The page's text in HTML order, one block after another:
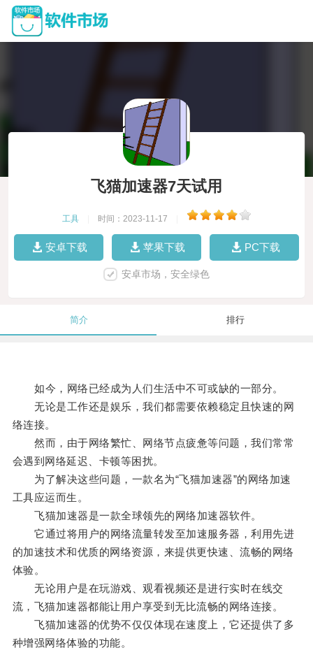
飞猫加速器7天试用
工具 时间：2023-11-17
安卓下载 苹果下载 PC下载
安卓市场，安全绿色
简介 排行
如今，网络已经成为人们生活中不可或缺的一部分。
无论是工作还是娱乐，我们都需要依赖稳定且快速的网
络连接。
然而，由于网络繁忙、网络节点疲惫等问题，我们常常
会遇到网络延迟、卡顿等困扰。
为了解决这些问题，一款名为“飞猫加速器”的网络加速
工具应运而生。
飞猫加速器是一款全球领先的网络加速器软件。
它通过将用户的网络流量转发至加速服务器，利用先进
的加速技术和优质的网络资源，来提供更快速、流畅的网络
体验。
无论用户是在玩游戏、观看视频还是进行实时在线交
流，飞猫加速器都能让用户享受到无比流畅的网络连接。
飞猫加速器的优势不仅仅体现在速度上，它还提供了多
种增强网络体验的功能。